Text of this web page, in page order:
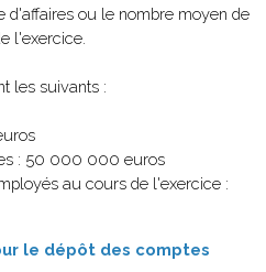
d'affaires ou le nombre moyen de
l'exercice.
les suivants :
: 50 000 000 euros
au cours de l'exercice :
le dépôt des comptes